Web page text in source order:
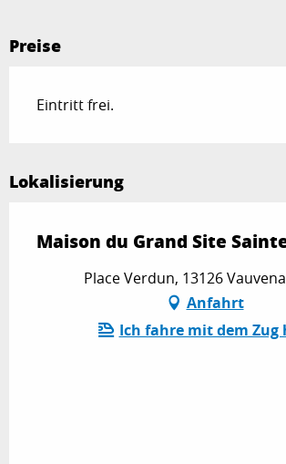
Preise
Eintritt frei.
Lokalisierung
Maison du Grand Site
Place Verdun, 13126
Anfahrt
Ich fahre mit dem Zug